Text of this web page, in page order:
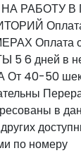
РАБОТУ В
Оплата
5 6 дней в
40-50 шек
в
по номеру